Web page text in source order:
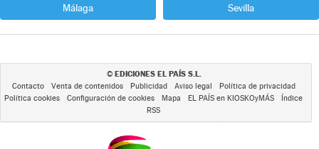
Málaga Sevilla
© EDICIONES EL PAÍS S.L.
Contacto Venta de contenidos Publicidad Aviso legal
Política de privacidad
Política cookies
Configuración de cookies Mapa EL PAÍS en KIOSKOyMÁS
Índice
RSS